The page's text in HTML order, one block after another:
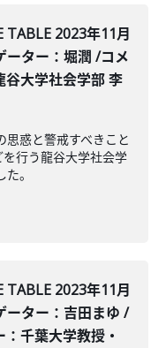
TABLE 2023年11月
ーター：堀潤 /コメ
谷大学社会学部 李
思惑と警戒すべきこと
行う龍谷大学社会学
。
TABLE 2023年11月
ーター：吉田まゆ /
千葉大学教授・